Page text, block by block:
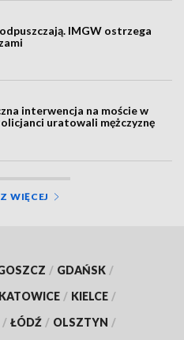
odpuszczają. IMGW ostrzega
interwencja na moście w
uratowali mężczyznę
WIĘCEJ
/ GDAŃSK /
KATOWICE / KIELCE /
/ ŁÓDŹ / OLSZTYN /